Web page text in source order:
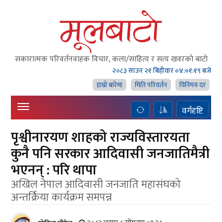
सकारात्मक परिवर्तनवाहक विचार, कला/साहित्य र सत्य खवरको बाटाे
२०८३ साउन २१ बिहीवार०४:०१:२० बजे
हाम्राे बारेमा
मिति परिवर्तन विनिमय दर
वर्गदृष्टि
पृश्वीनारयण शाहको राज्यविस्तारयता
कुनै पनि सरकार आदिवासी जनजातिमैत्री
भएनन् : परि थापा
अखिल नेपाल आदिवासी जनजाति महासंघको
अन्तर्क्रिया कार्यक्रम समपन्न